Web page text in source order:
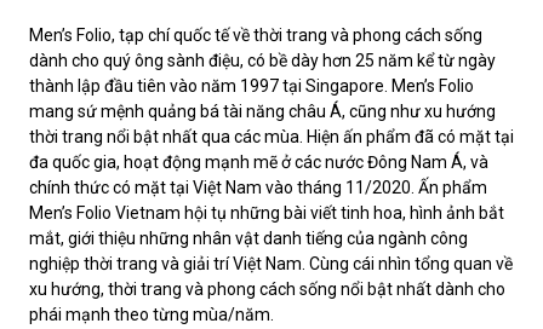
Men’s Folio, tạp chí quốc tế về thời trang và phong cách sống
dành cho quý ông sành điệu, có bề dày hơn 25 năm kể từ ngày
thành lập đầu tiên vào năm 1997 tại Singapore. Men’s Folio
mang sứ mệnh quảng bá tài năng châu Á, cũng như xu hướng
thời trang nổi bật nhất qua các mùa. Hiện ấn phẩm đã có mặt tại
đa quốc gia, hoạt động mạnh mẽ ở các nước Đông Nam Á, và
chính thức có mặt tại Việt Nam vào tháng 11/2020. Ấn phẩm
Men’s Folio Vietnam hội tụ những bài viết tinh hoa, hình ảnh bắt
mắt, giới thiệu những nhân vật danh tiếng của ngành công
nghiệp thời trang và giải trí Việt Nam. Cùng cái nhìn tổng quan về
xu hướng, thời trang và phong cách sống nổi bật nhất dành cho
phái mạnh theo từng mùa/năm.